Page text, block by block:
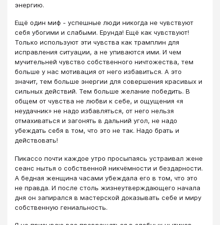
энергию.
Ещё один миф - успешные люди никогда не чувствуют
себя убогими и слабыми. Ерунда! Ещё как чувствуют!
Только используют эти чувства как трамплин для
исправления ситуации, а не упиваются ими. И чем
мучительней чувство собственного ничтожества, тем
больше у нас мотивация от него избавиться. А это
значит, тем больше энергии для совершения красивых и
сильных действий. Тем больше желание победить. В
общем от чувства не любви к себе, и ощущения «я
неудачник» не надо избавляться, от него нельзя
отмахиваться и загонять в дальний угол, не надо
убеждать себя в том, что это не так. Надо брать и
действовать!
Пикассо почти каждое утро просыпаясь устраивал жене
сеанс нытья о собственной никчёмности и бездарности.
А бедная женщина часами убеждала его в том, что это
не правда. И после столь жизнеутверждающего начала
дня он запирался в мастерской доказывать себе и миру
собственную гениальность.